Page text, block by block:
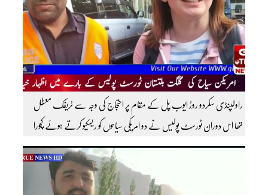
راولپنڈی سکردو روڑ ایوب پل کے مقام پر احتجاج کی وجہ سے ٹریفک معطل
تھا اس دوران ٹورسٹ پولیس نے دو امریکی سیاحوں کو ریسکیو کرتے ہوئے کچورا
پہنچایا تھا امریکی سیاحوں کی گلگت بلتستان ٹورسٹ پولیس کے بارے اظہار
خیال کرتے ہوئے مزید اچھی اچھی ویڈیوز دیکھنے کے لئے ہمارے یوٹیوب چینل کو